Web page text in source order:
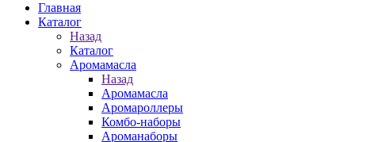
Главная
Каталог
Назад
Каталог
Аромамасла
Назад
Аромамасла
Аромароллеры
Комбо-наборы
Ароманаборы